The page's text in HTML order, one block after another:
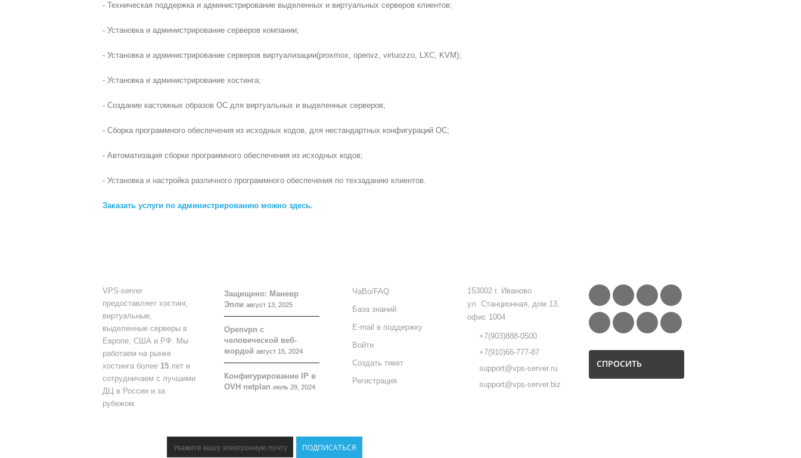
- Техническая поддержка и администрирование выделенных и виртуальных серверов клиентов;
- Установка и администрирование серверов компании;
- Установка и администрирование серверов виртуализации(proxmox, openvz, virtuozzo, LXC, KVM);
- Установка и администрирование хостинга;
- Создание кастомных образов ОС для виртуальных и выделенных серверов;
- Сборка программного обеспечения из исходных кодов, для нестандартных конфигураций ОС;
- Автоматизация сборки программного обеспечения из исходных кодов;
- Установка и настройка различного программного обеспечения по техзаданию клиентов.
Заказать услуги по администрированию можно здесь.
VPS-server
предоставляет хостинг,
виртуальные,
выделенные серверы в
Европе, США и РФ. Мы
работаем на рынке
хостинга более 15 лет и
сотрудничаем с лучшими
ДЦ в России и за
рубежом.
Защищено: Маневр
Эпли август 13, 2025
Openvpn с
человеческой веб-
мордой август 15, 2024
Конфигурирование IP в
OVH netplan июль 29, 2024
ЧаВо/FAQ
База знаний
E-mail в поддержку
Войти
Создать тикет
Регистрация
153002 г. Иваново
ул. Станционная, дом 13,
офис 1004
+7(903)888-0500
+7(910)66-777-87
support@vps-server.ru
support@vps-server.biz
СПРОСИТЬ